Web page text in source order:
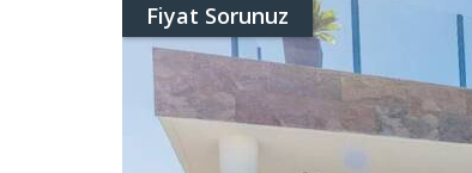
Fiyat Sorunuz